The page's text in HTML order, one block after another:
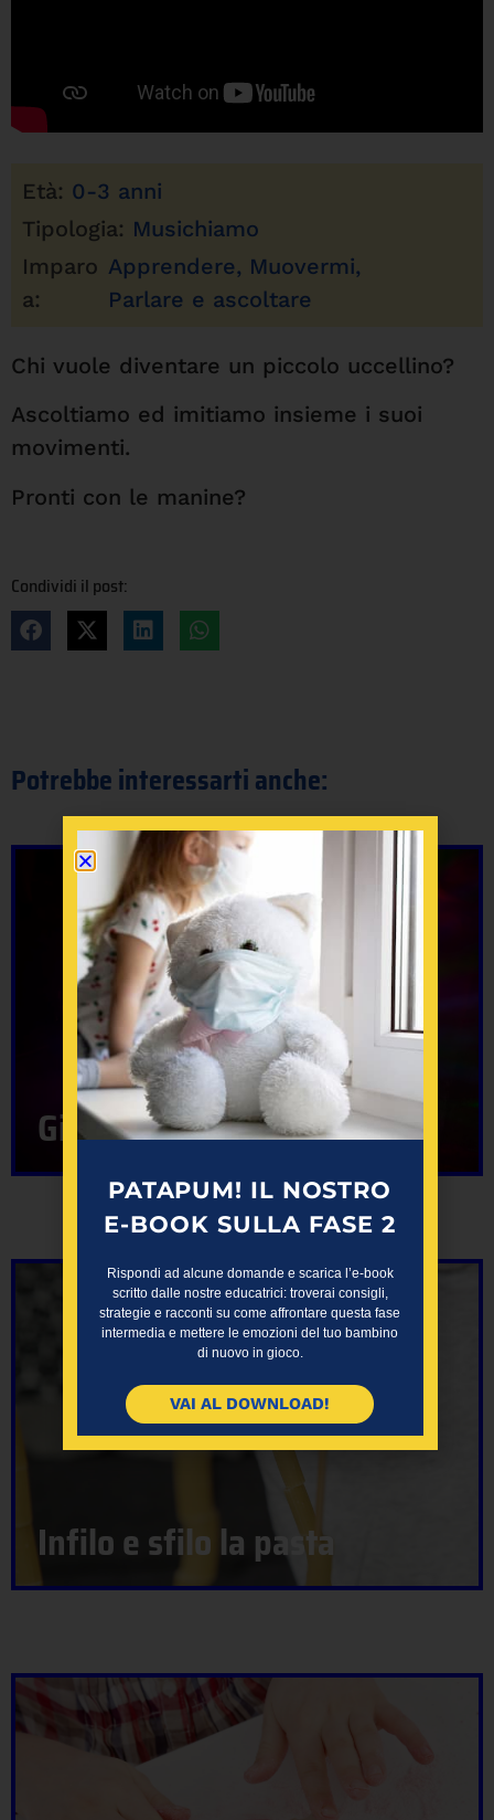
Età: 0-3 anni
Tipologia: Musichiamo
Imparo
a:
Apprendere, Muovermi,
Parlare e ascoltare
Chi vuole diventare un piccolo uccellino?
Ascoltiamo ed imitiamo insieme i suoi
movimenti.
Pronti con le manine?
Condividi il post:
Potrebbe interessarti anche:
Giochiamo con la luce
Infilo e sfilo la pasta
PATAPUM! IL NOSTRO
E-BOOK SULLA FASE 2
Rispondi ad alcune domande e scarica l’e-book
scritto dalle nostre educatrici: troverai consigli,
strategie e racconti su come affrontare questa fase
intermedia e mettere le emozioni del tuo bambino
di nuovo in gioco.
VAI AL DOWNLOAD!